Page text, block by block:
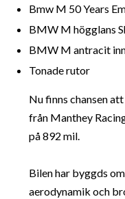
Bmw M 50 Years
BMW M högglans
BMW M antracit
Tonade rutor
Nu finns chansen
från Manthey
på 892 mil.
Bilen har byggds
aerodynamik och